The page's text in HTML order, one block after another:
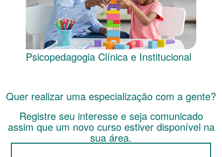
Psicopedagogia Clínica e Institucional
Quer realizar uma especialização com a gente?
Registre seu interesse e seja comunicado
assim que um novo curso estiver disponível na
sua área.